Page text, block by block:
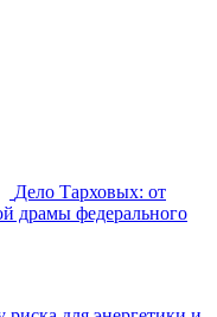
Дело Тарховых: от
драмы федерального